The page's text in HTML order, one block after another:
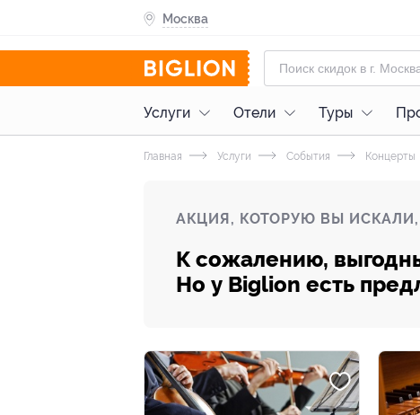
Москва
Услуги Отели Туры
Главная Услуги События Концерты
АКЦИЯ, КОТОРУЮ ВЫ
К сожалению,
Но у Biglion есть